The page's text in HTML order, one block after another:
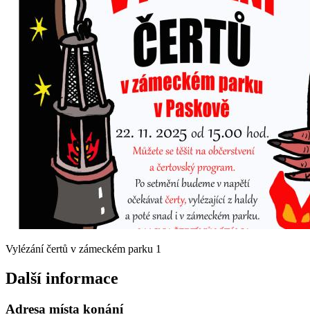
Vylézání čertů v zámeckém parku 1
Další informace
Adresa místa konání